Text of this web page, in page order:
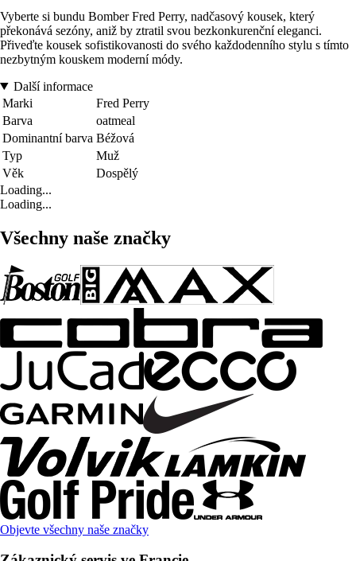
Vyberte si bundu Bomber Fred Perry, nadčasový kousek, který
překonává sezóny, aniž by ztratil svou bezkonkurenční eleganci.
Přiveďte kousek sofistikovanosti do svého každodenního stylu s tímto
nezbytným kouskem moderní módy.
Další informace
Marki
Fred Perry
Barva
oatmeal
Dominantní barva Béžová
Typ
Muž
Věk
Dospělý
Loading...
Loading...
Všechny naše značky
Objevte všechny naše značky